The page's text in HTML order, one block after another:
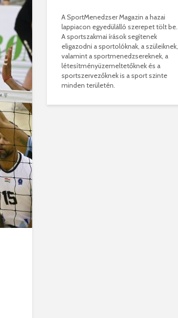
A SportMenedzser Magazin a hazai
lappiacon egyedülálló szerepet tölt be.
A sportszakmai írások segítenek
eligazodni a sportolóknak, a szüleiknek,
valamint a sportmenedzsereknek, a
létesítményüzemeltetőknek és a
sportszervezőknek is a sport szinte
minden területén.